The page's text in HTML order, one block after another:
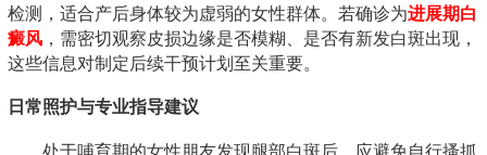
检测，适合产后身体较为虚弱的女性群体。若确诊为进展期白
癜风 ，需密切观察皮损边缘是否模糊、是否有新发白斑出现，
这些信息对制定后续干预计划至关重要。
日常照护与专业指导建议
处于哺育期的女性朋友发现腿部白斑后，应避免自行搔抓